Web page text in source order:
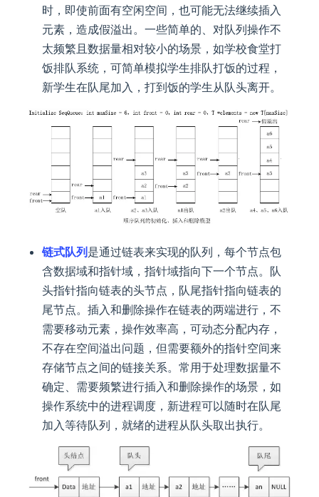
时，即使前面有空闲空间，也可能无法继续插入
元素，造成假溢出。一些简单的、对队列操作不
太频繁且数据量相对较小的场景，如学校食堂打
饭排队系统，可简单模拟学生排队打饭的过程，
新学生在队尾加入，打到饭的学生从队头离开。
链式队列 是通过链表来实现的队列，每个节点包
含数据域和指针域，指针域指向下一个节点。队
头指针指向链表的头节点，队尾指针指向链表的
尾节点。插入和删除操作在链表的两端进行，不
需要移动元素，操作效率高，可动态分配内存，
不存在空间溢出问题，但需要额外的指针空间来
存储节点之间的链接关系。常用于处理数据量不
确定、需要频繁进行插入和删除操作的场景，如
操作系统中的进程调度，新进程可以随时在队尾
加入等待队列，就绪的进程从队头取出执行。